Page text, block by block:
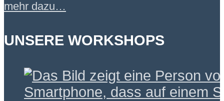
mehr dazu…
UNSERE WORKSHOPS